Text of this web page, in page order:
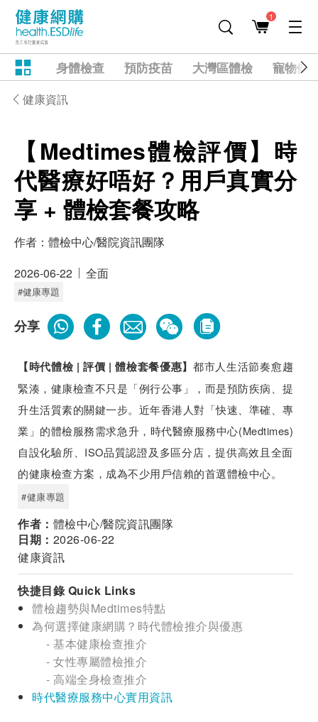
1
身體檢查 預防疫苗 大灣區體檢 寵物健
健康資訊
【Medtimes體檢評價】時
代醫療好唔好？用戶真實分
享 + 體檢套餐攻略
作者： 體檢中心/醫院資訊團隊
2026-06-22
全面
#健康專題
分享
【時代體檢 | 評價 | 體檢套餐優惠】都市人生活節奏愈趨
緊湊，健康檢查不只是「例行公事」，而是預防疾病、提
升生活質素的關鍵一步。近年香港人對「快速、準確、專
業」的體檢服務需求急升，時代醫療服務中心(Medtimes)
自設化驗所、ISO品質認證及多區分店，提供高效且全面
的健康檢查方案，成為不少用戶信賴的首選體檢中心。
#健康專題
作者： 體檢中心/醫院資訊團隊
日期： 2026-06-22
健康資訊
快捷目錄 Quick Links
體檢趨勢與Medtimes特點
為何選擇健康網購？時代體檢推介與優惠
- 基本健康檢查推介
- 女性專屬體檢推介
- 高端全身檢查推介
時代醫療服務中心實用資訊